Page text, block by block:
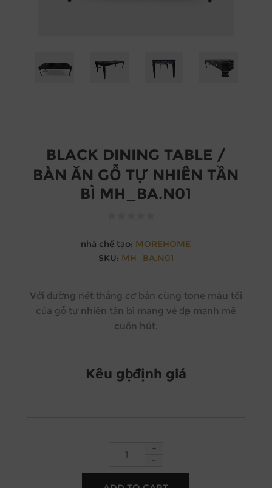
BLACK DINING TABLE /
BÀN ĂN GỖ TỰ NHIÊN TẦN
BÌ MH_BA.N01
nhà chế tạo: MOREHOME
SKU: MH_BA.N01
Với đường nét thẳng cơ bản cùng tone màu tối
của gỗ tự nhiên tần bì mang vẻ đẹp mạnh mẽ
cuốn hút.
Kêu gọi định giá
+
-